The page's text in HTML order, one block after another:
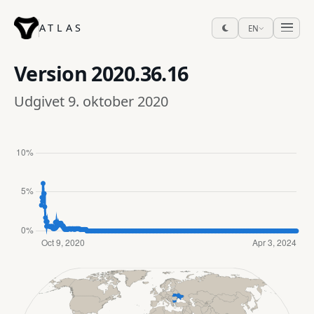
ATLAS EN
Version 2020.36.16
Udgivet 9. oktober 2020